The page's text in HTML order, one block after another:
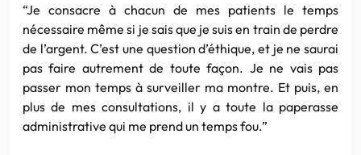
“Je consacre à chacun de mes patients le temps
nécessaire même si je sais que je suis en train de perdre
de l’argent. C’est une question d’éthique, et je ne saurai
pas faire autrement de toute façon. Je ne vais pas
passer mon temps à surveiller ma montre. Et puis, en
plus de mes consultations, il y a toute la paperasse
administrative qui me prend un temps fou.”